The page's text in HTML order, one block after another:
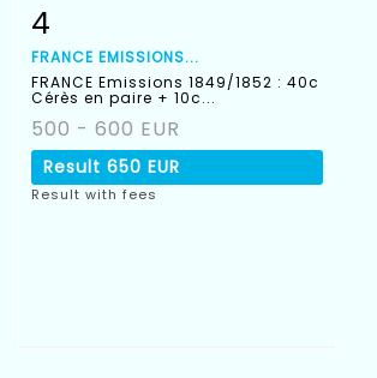
4
FRANCE EMISSIONS...
FRANCE Emissions 1849/1852 : 40c
Cérès en paire + 10c...
500 - 600 EUR
Result 650 EUR
Result with fees